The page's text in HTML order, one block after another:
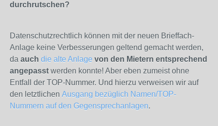
durchrutschen?
Datenschutzrechtlich können mit der neuen Brieffach-
Anlage keine Verbesserungen geltend gemacht werden,
da auch die alte Anlage von den Mietern entsprechend
angepasst werden konnte! Aber eben zumeist ohne
Entfall der TOP-Nummer. Und hierzu verweisen wir auf
den letztlichen Ausgang bezüglich Namen/TOP-
Nummern auf den Gegensprechanlagen.